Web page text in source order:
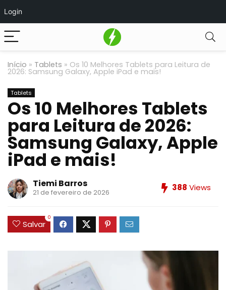
Login
Início » Tablets » Os 10 Melhores Tablets para Leitura de
2026: Samsung Galaxy, Apple iPad e mais!
Tablets
Os 10 Melhores Tablets
para Leitura de 2026:
Samsung Galaxy, Apple
iPad e mais!
Tiemi Barros
21 de fevereiro de 2026 388 Views
Salvar
0